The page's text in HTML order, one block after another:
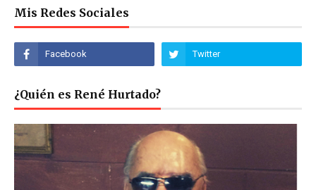
Mis Redes Sociales
¿Quién es René Hurtado?